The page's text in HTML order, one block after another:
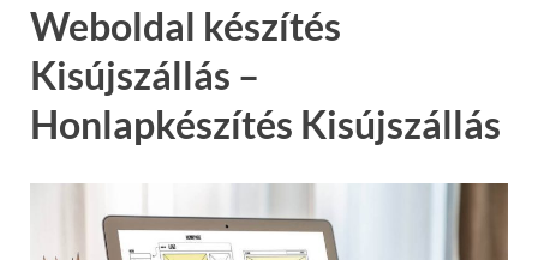
Weboldal készítés
Kisújszállás –
Honlapkészítés Kisújszállás